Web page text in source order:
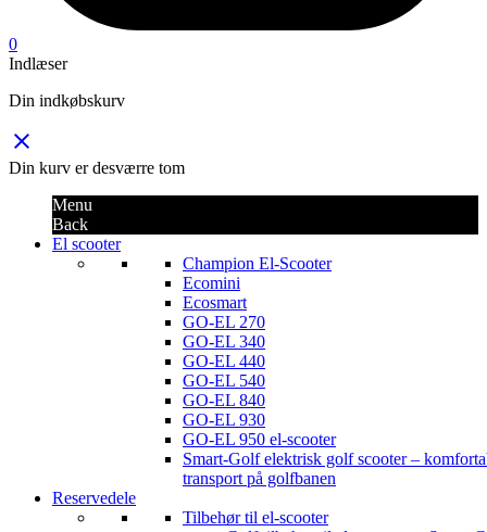
0
Indlæser
Din indkøbskurv
close
Din kurv er desværre tom
Menu
Back
El scooter
Champion El-Scooter
Ecomini
Ecosmart
GO-EL 270
GO-EL 340
GO-EL 440
GO-EL 540
GO-EL 840
GO-EL 930
GO-EL 950 el-scooter
Smart-Golf elektrisk golf scooter –
transport på golfbanen
Reservedele
Tilbehør til el-scooter